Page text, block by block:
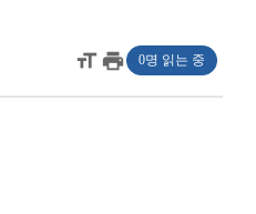
format_sizeprint 0명 읽는 중